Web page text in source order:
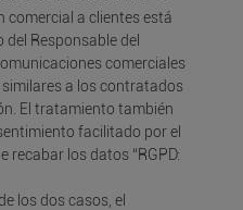
comercial a clientes está
Responsable del
comerciales
a los contratados
El tratamiento también
facilitado por el
recabar los datos “RGPD:
los dos casos, el